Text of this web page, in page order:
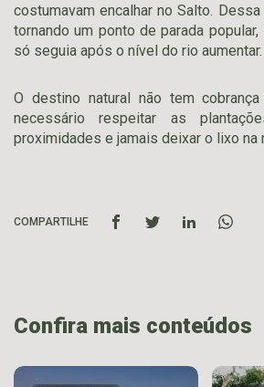
costumavam encalhar no Salto.
tornando um ponto de parada
só seguia após o nível do rio aumentar.
O destino natural não tem
necessário respeitar as
proximidades e jamais deixar o lixo na
COMPARTILHE
Confira mais conteúdos